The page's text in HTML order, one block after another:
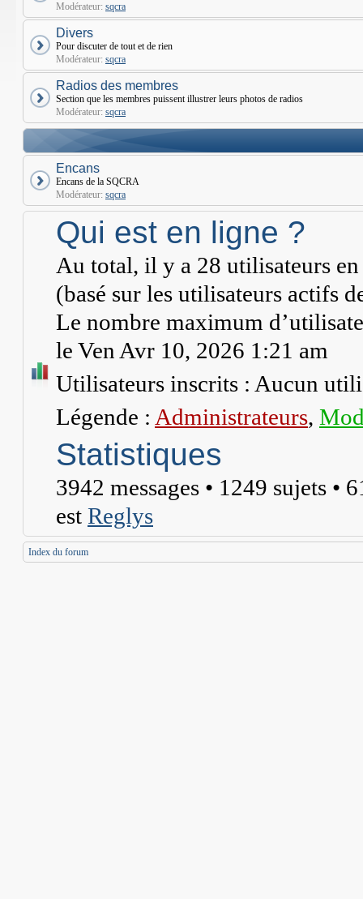
Modérateur: sqcra
Divers
Pour discuter de tout et de rien
Modérateur: sqcra
Radios des membres
Section que les membres puissent illustrer leurs photos de radios
Modérateur: sqcra
Encans
Encans de la SQCRA
Modérateur: sqcra
Qui est en ligne ?
Au total, il y a 28 utilisateurs
(basé sur les utilisateurs actifs
Le nombre maximum
le Ven Avr 10, 2026 1:21 am
Utilisateurs inscrits : Aucun
Légende : Administrateurs,
Statistiques
3942 messages • 1249 sujets •
est Reglys
Index du forum